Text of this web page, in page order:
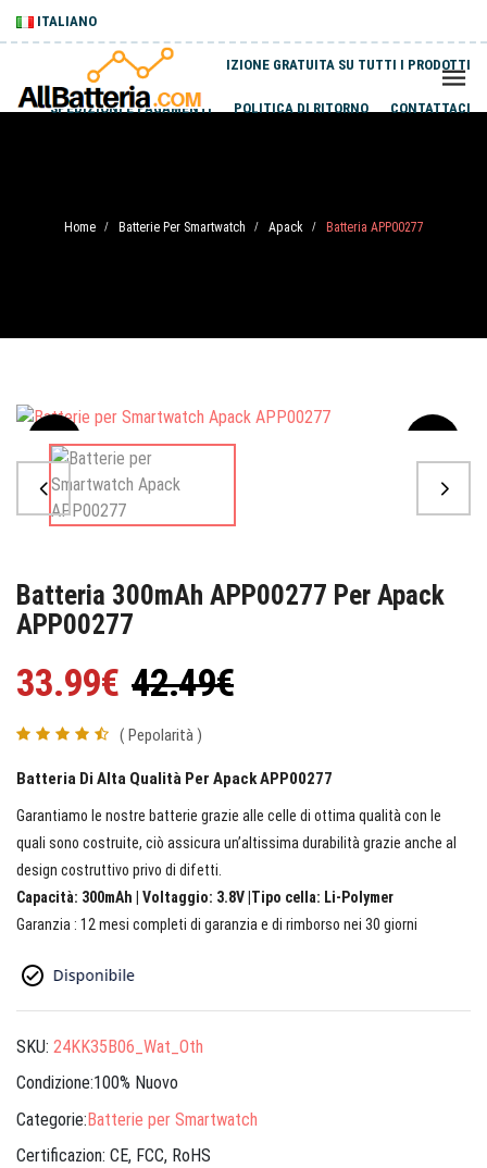
ITALIANO
SPEDIZIONE GRATUITA SU TUTTI I PRODOTTI
SPEDIZIONI E PAGAMENTI POLITICA DI RITORNO CONTATTACI
Home / Batterie Per Smartwatch / Apack / Batteria APP00277
Sale
Batteria 300mAh APP00277 Per Apack
APP00277
33.99€ 42.49€
( Pepolarità )
Batteria Di Alta Qualità Per Apack APP00277
Garantiamo le nostre batterie grazie alle celle di ottima qualità con le
quali sono costruite, ciò assicura un’altissima durabilità grazie anche al
design costruttivo privo di difetti.
Capacità: 300mAh | Voltaggio: 3.8V |Tipo cella: Li-Polymer
Garanzia : 12 mesi completi di garanzia e di rimborso nei 30 giorni
SKU: 24KK35B06_Wat_Oth
Condizione:100% Nuovo
Categorie:Batterie per Smartwatch
Certificazion: CE, FCC, RoHS